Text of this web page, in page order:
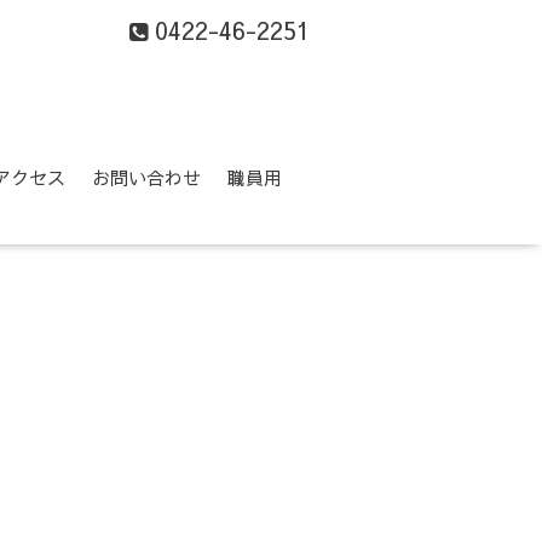
0422-46-2251
クセス お問い合わせ 職員用